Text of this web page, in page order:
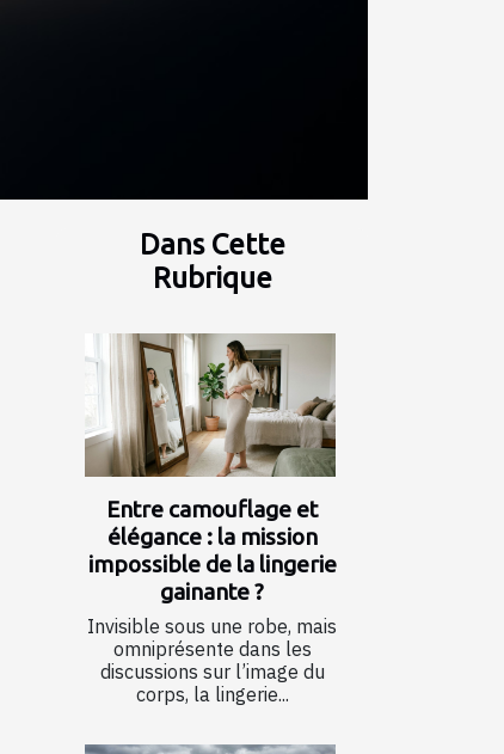
Dans Cette
Rubrique
Entre camouflage et
élégance : la mission
impossible de la lingerie
gainante ?
Invisible sous une robe, mais
omniprésente dans les
discussions sur l’image du
corps, la lingerie...